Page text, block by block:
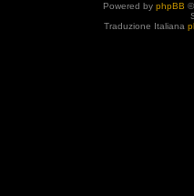
Powered by phpBB
Traduzione Italiana